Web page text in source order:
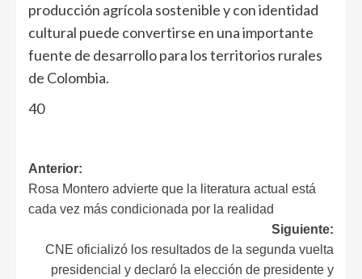
producción agrícola sostenible y con identidad
cultural puede convertirse en una importante
fuente de desarrollo para los territorios rurales
de Colombia.
40
Anterior:
Rosa Montero advierte que la literatura actual está
cada vez más condicionada por la realidad
Siguiente:
CNE oficializó los resultados de la segunda vuelta
presidencial y declaró la elección de presidente y